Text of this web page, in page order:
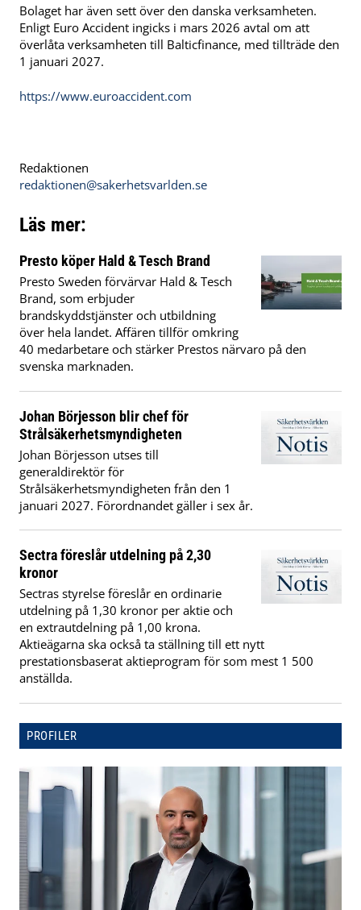
Bolaget har även sett över den danska verksamheten.
Enligt Euro Accident ingicks i mars 2026 avtal om att
överlåta verksamheten till Balticfinance, med tillträde den
1 januari 2027.
https://www.euroaccident.com
Redaktionen
redaktionen@sakerhetsvarlden.se
Läs mer:
Presto köper Hald & Tesch Brand
Presto Sweden förvärvar Hald & Tesch
Brand, som erbjuder
brandskyddstjänster och utbildning
över hela landet. Affären tillför omkring
40 medarbetare och stärker Prestos närvaro på den
svenska marknaden.
Johan Börjesson blir chef för
Strålsäkerhetsmyndigheten
Johan Börjesson utses till
generaldirektör för
Strålsäkerhetsmyndigheten från den 1
januari 2027. Förordnandet gäller i sex år.
Sectra föreslår utdelning på 2,30
kronor
Sectras styrelse föreslår en ordinarie
utdelning på 1,30 kronor per aktie och
en extrautdelning på 1,00 krona.
Aktieägarna ska också ta ställning till ett nytt
prestationsbaserat aktieprogram för som mest 1 500
anställda.
PROFILER